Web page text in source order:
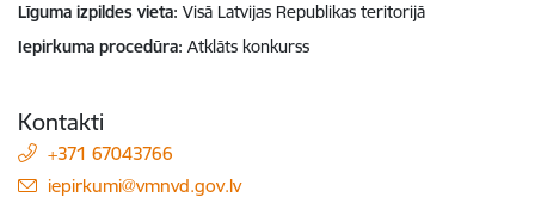
Līguma izpildes vieta Visā Latvijas Republikas teritorijā
Iepirkuma procedūra Atklāts konkurss
Kontakti
+371 67043766
E-pasts:
iepirkumi@vmnvd.gov.lv